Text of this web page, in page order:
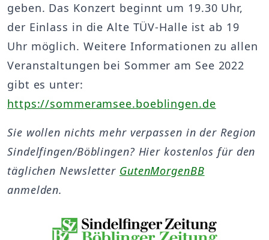
geben. Das Konzert beginnt um 19.30 Uhr,
der Einlass in die Alte TÜV-Halle ist ab 19
Uhr möglich. Weitere Informationen zu allen
Veranstaltungen bei Sommer am See 2022
gibt es unter:
https://sommeramsee.boeblingen.de
Sie wollen nichts mehr verpassen in der Region
Sindelfingen/Böblingen? Hier kostenlos für den
täglichen Newsletter GutenMorgenBB
anmelden.